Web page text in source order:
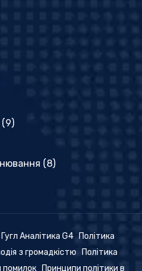
(9)
(8)
Аналітика G4
Політика
з громадкістю
Політика
помилок
Принципи політики в